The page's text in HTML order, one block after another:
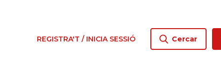
REGISTRA'T / INICIA SESSIÓ Cercar